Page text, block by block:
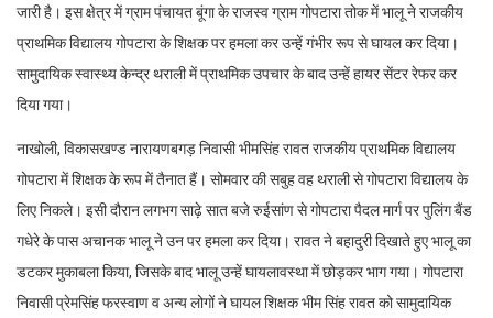
जारी है। इस क्षेत्र में ग्राम पंचायत बूंगा के राजस्व ग्राम गोपटारा तोक में भालू ने राजकीय
प्राथमिक विद्यालय गोपटारा के शिक्षक पर हमला कर उन्हें गंभीर रूप से घायल कर दिया।
सामुदायिक स्वास्थ्य केन्द्र थराली में प्राथमिक उपचार के बाद उन्हें हायर सेंटर रेफर कर
दिया गया।
नाखोली, विकासखण्ड नारायणबगड़ निवासी भीमसिंह रावत राजकीय प्राथमिक विद्यालय
गोपटारा में शिक्षक के रूप में तैनात हैं। सोमवार की सबुह वह थराली से गोपटारा विद्यालय के
लिए निकले। इसी दौरान लगभग साढ़े सात बजे रुईसांण से गोपटारा पैदल मार्ग पर पुलिंग बैंड
गधेरे के पास अचानक भालू ने उन पर हमला कर दिया। रावत ने बहादुरी दिखाते हुए भालू का
डटकर मुकाबला किया, जिसके बाद भालू उन्हें घायलावस्था में छोड़कर भाग गया। गोपटारा
निवासी प्रेमसिंह फरस्वाण व अन्य लोगों ने घायल शिक्षक भीम सिंह रावत को सामुदायिक